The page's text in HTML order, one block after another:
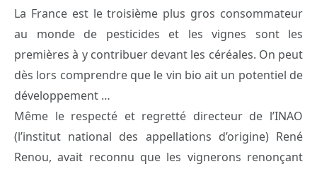
La France est le troisième plus gros consommateur
au monde de pesticides et les vignes sont les
premières à y contribuer devant les céréales. On peut
dès lors comprendre que le vin bio ait un potentiel de
développement …
Même le respecté et regretté directeur de l’INAO
(l’institut national des appellations d’origine) René
Renou, avait reconnu que les vignerons renonçant